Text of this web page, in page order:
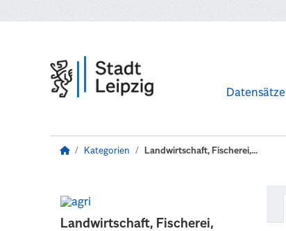
Datensätze
Kategorien Landwirtschaft, Fischerei,...
Landwirtschaft, Fischerei,